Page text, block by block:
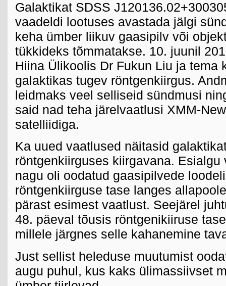
Galaktikat SDSS
vaadeldi lootuses avastada jälgi
keha ümber liikuv gaasipilv või
tükkideks tõmmatakse. 10. juunil
Hiina Ülikoolis Dr Fukun Liu ja tema
galaktikas tugev röntgenkiirgus.
leidmaks veel selliseid sündmusi
said nad teha järelvaatlusi XMM-
satelliidiga.
Ka uued vaatlused näitasid
röntgenkiirguses kiirgavana. Esialgu
nagu oli oodatud gaasipilvede
röntgenkiirguse tase langes
pärast esimest vaatlust. Seejärel
48. päeval tõusis röntgenikiiruse
millele järgnes selle kahanemine
Just sellist heleduse muutumist
augu puhul, kus kaks ülimassiivset